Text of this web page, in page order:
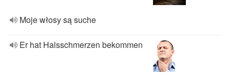
Moje włosy są suche
Er hat Halsschmerzen bekommen